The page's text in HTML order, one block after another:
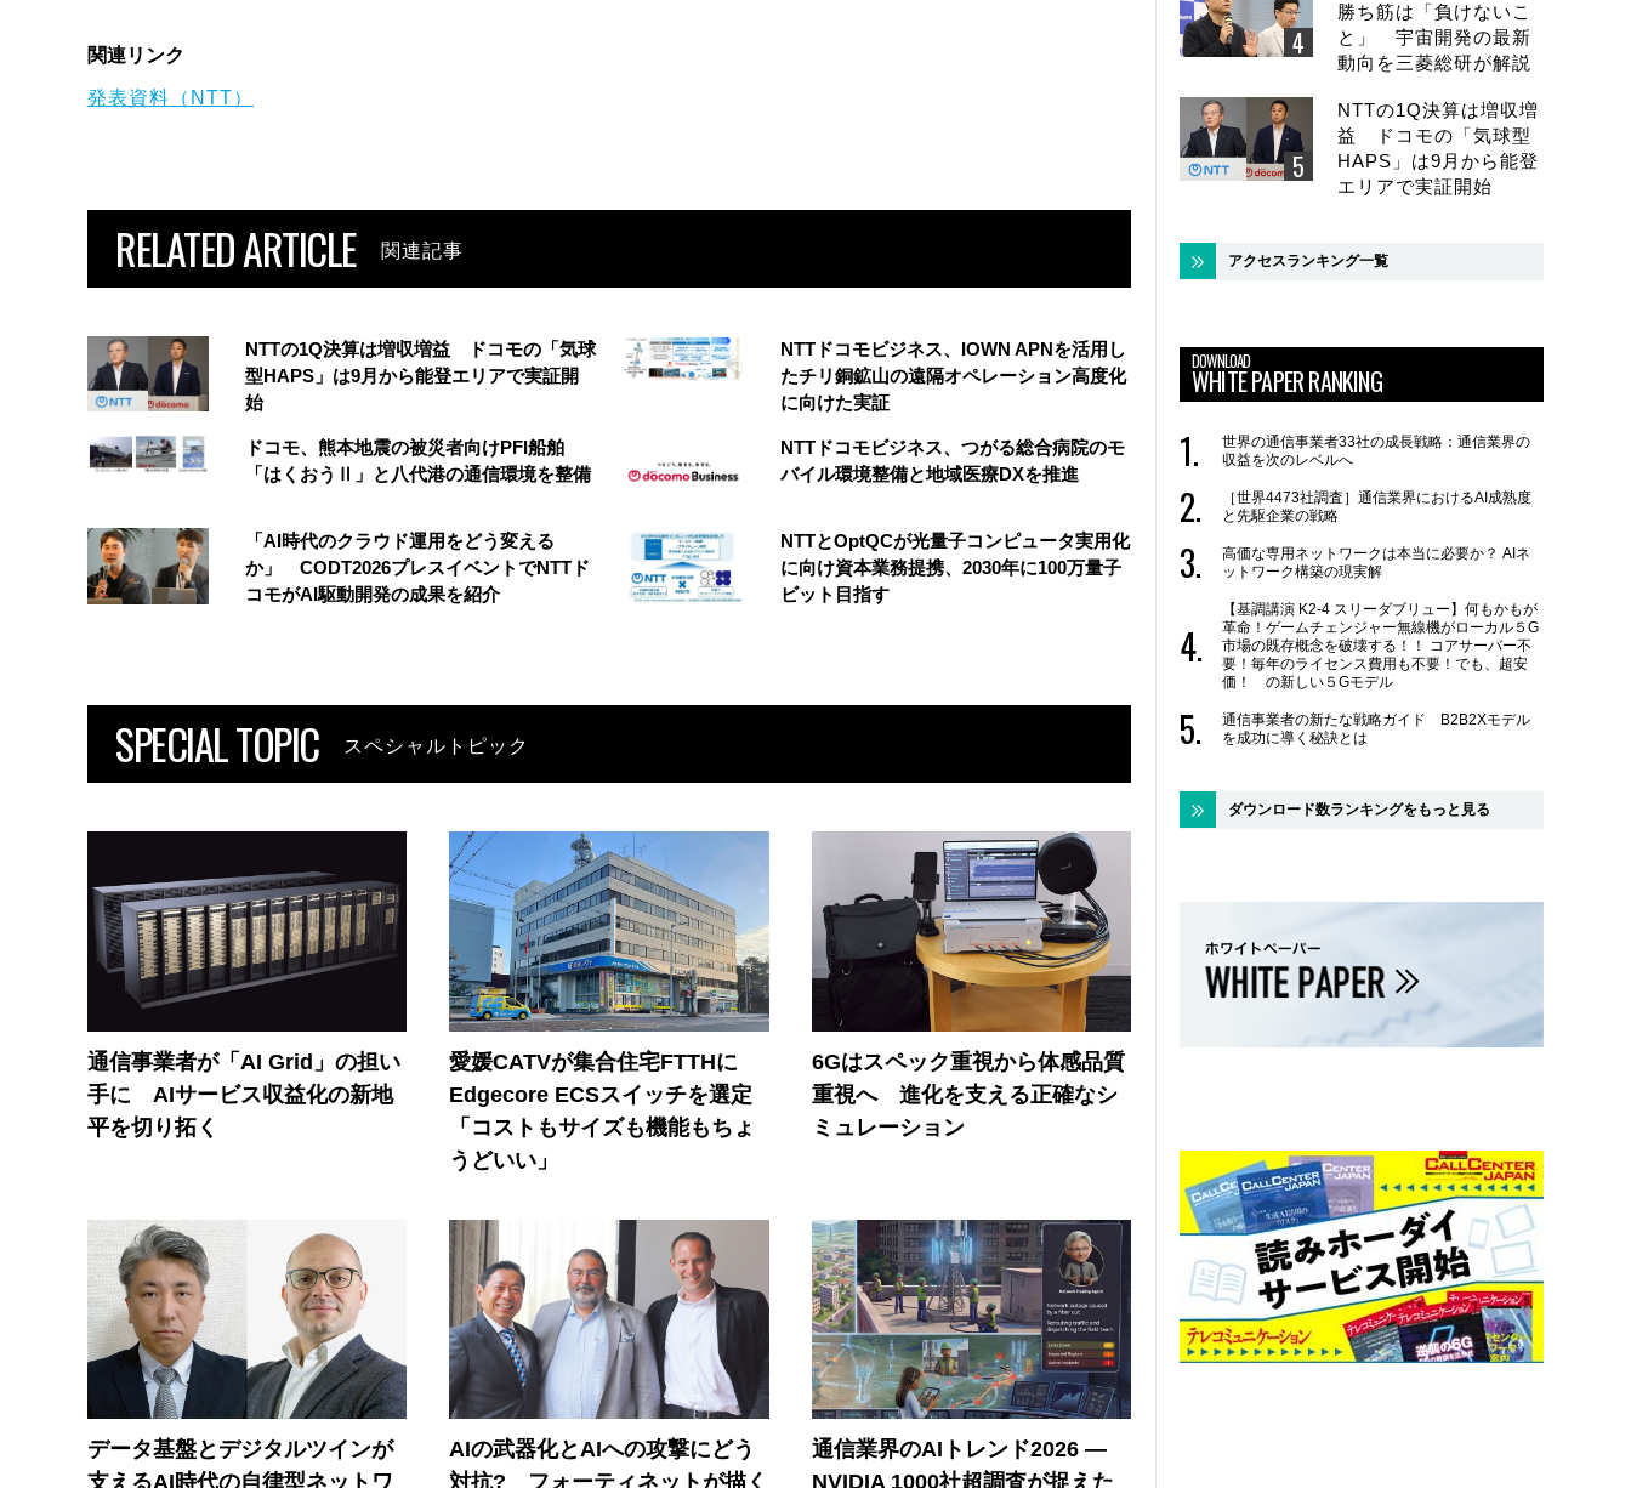
関連リンク
発表資料（NTT）
RELATED ARTICLE 関連記事
NTTの1Q決算は増収増益 ドコモの「気球
型HAPS」は9月から能登エリアで実証開
始
NTTドコモビジネス、IOWN APNを活用し
たチリ銅鉱山の遠隔オペレーション高度化
に向けた実証
ドコモ、熊本地震の被災者向けPFI船舶
「はくおうⅡ」と八代港の通信環境を整備
NTTドコモビジネス、つがる総合病院のモ
バイル環境整備と地域医療DXを推進
「AI時代のクラウド運用をどう変える
か」 CODT2026プレスイベントでNTTド
コモがAI駆動開発の成果を紹介
NTTとOptQCが光量子コンピュータ実用化
に向け資本業務提携、2030年に100万量子
ビット目指す
SPECIAL TOPIC スペシャルトピック
通信事業者が「AI Grid」の担い
手に AIサービス収益化の新地
平を切り拓く
愛媛CATVが集合住宅FTTHに
Edgecore ECSスイッチを選定
「コストもサイズも機能もちょ
うどいい」
6Gはスペック重視から体感品質
重視へ 進化を支える正確なシ
ミュレーション
データ基盤とデジタルツインが
支えるAI時代の自律型ネットワ
AIの武器化とAIへの攻撃にどう
対抗? フォーティネットが描く
通信業界のAIトレンド2026 ―
NVIDIA 1000社超調査が捉えた
勝ち筋は「負けないこ
と」 宇宙開発の最新
動向を三菱総研が解説
NTTの1Q決算は増収増
益 ドコモの「気球型
HAPS」は9月から能登
エリアで実証開始
アクセスランキング一覧
DOWNLOAD
WHITE PAPER RANKING
世界の通信事業者33社の成長戦略：通信業界の
収益を次のレベルへ
［世界4473社調査］通信業界におけるAI成熟度
と先駆企業の戦略
高価な専用ネットワークは本当に必要か？ AIネ
ットワーク構築の現実解
【基調講演 K2-4 スリーダブリュー】何もかもが
革命！ゲームチェンジャー無線機がローカル５G
市場の既存概念を破壊する！！ コアサーバー不
要！毎年のライセンス費用も不要！でも、超安
価！ の新しい５Gモデル
通信事業者の新たな戦略ガイド B2B2Xモデル
を成功に導く秘訣とは
ダウンロード数ランキングをもっと見る